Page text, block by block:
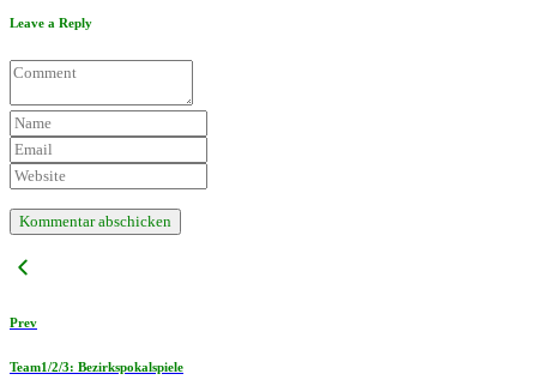
Leave a Reply
Prev
Team1/2/3: Bezirkspokalspiele